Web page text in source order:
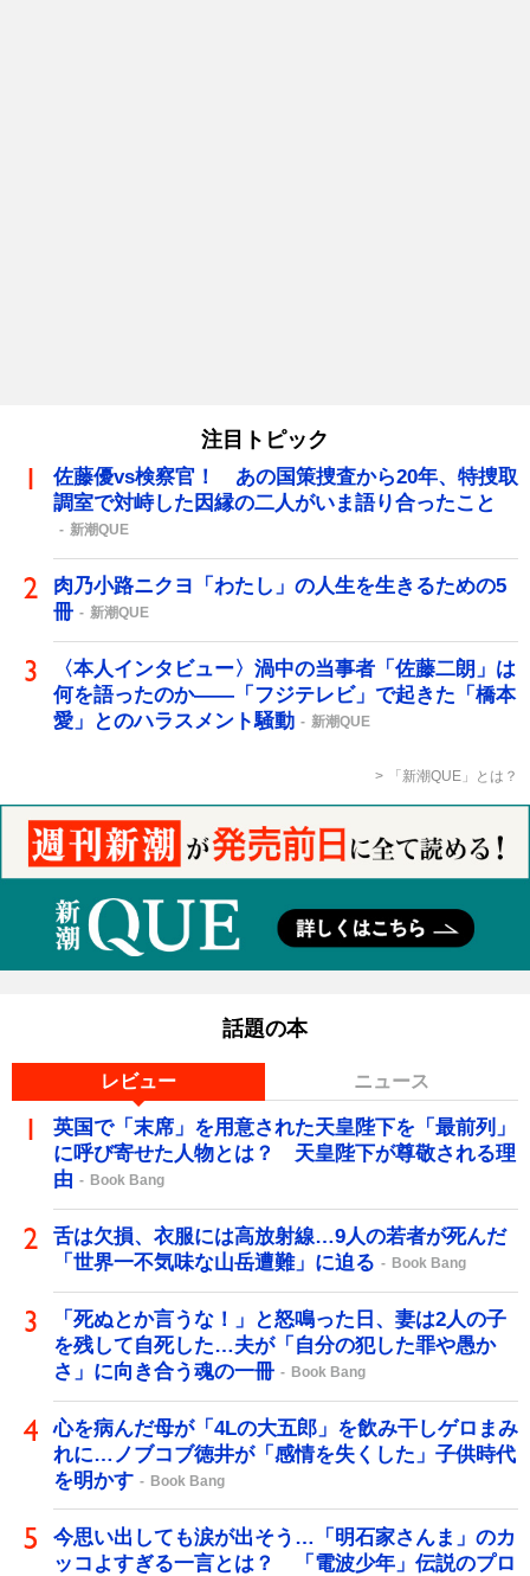
注目トピック
佐藤優vs検察官！ あの国策捜査から20年、特捜取
調室で対峙した因縁の二人がいま語り合ったこと
新潮QUE
肉乃小路ニクヨ「わたし」の人生を生きるための5
冊
新潮QUE
〈本人インタビュー〉渦中の当事者「佐藤二朗」は
何を語ったのか――「フジテレビ」で起きた「橋本
愛」とのハラスメント騒動
新潮QUE
「新潮QUE」とは？
話題の本
レビュー ニュース
英国で「末席」を用意された天皇陛下を「最前列」
に呼び寄せた人物とは？ 天皇陛下が尊敬される理
由
Book Bang
舌は欠損、衣服には高放射線…9人の若者が死んだ
「世界一不気味な山岳遭難」に迫る
Book Bang
「死ぬとか言うな！」と怒鳴った日、妻は2人の子
を残して自死した…夫が「自分の犯した罪や愚か
さ」に向き合う魂の一冊
Book Bang
心を病んだ母が「4Lの大五郎」を飲み干しゲロまみ
れに…ノブコブ徳井が「感情を失くした」子供時代
を明かす
Book Bang
今思い出しても涙が出そう…「明石家さんま」のカ
ッコよすぎる一言とは？ 「電波少年」伝説のプロ